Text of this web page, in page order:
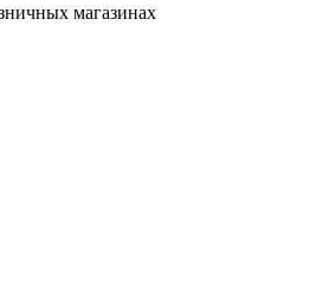
магазинах